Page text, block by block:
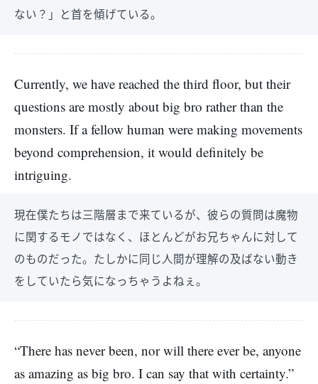
ない？」と首を傾げている。
Currently, we have reached the third floor, but their
questions are mostly about big bro rather than the
monsters. If a fellow human were making movements
beyond comprehension, it would definitely be
intriguing.
現在僕たちは三階層まで来ているが、彼らの質問は魔物
に関するモノではなく、ほとんどがお兄ちゃんに対して
のものだった。たしかに同じ人間が理解の及ばない動き
をしていたら気になっちゃうよねぇ。
“There has never been, nor will there ever be, anyone
as amazing as big bro. I can say that with certainty.”